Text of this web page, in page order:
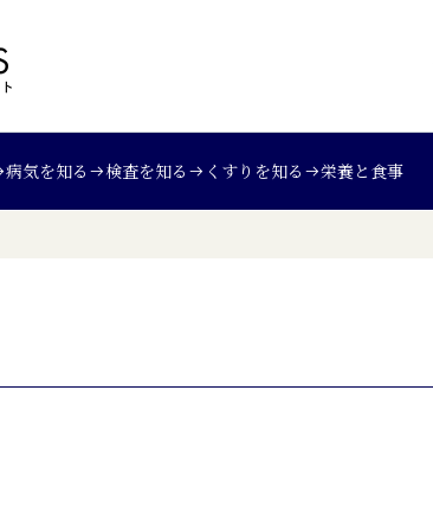
病気を知る 検査を知る くすりを知る 栄養と食事